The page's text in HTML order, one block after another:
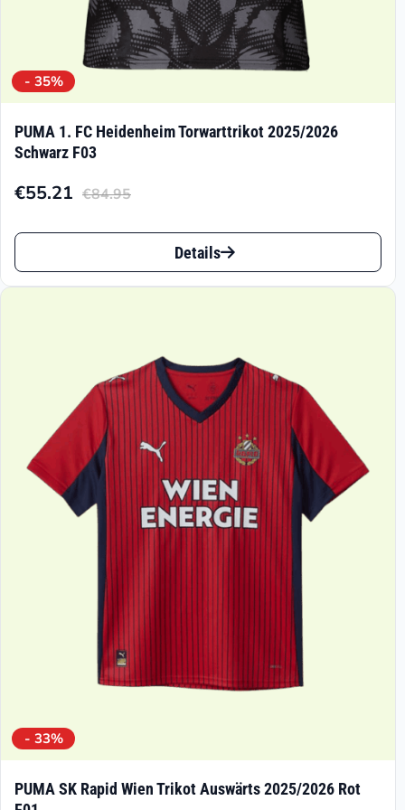
- 35%
PUMA 1. FC Heidenheim Torwarttrikot 2025/2026
Schwarz F03
€84.95
Ursprünglicher
Preis
€84.95
€55.21
Aktueller
Preis
€55.21.
Dieses
Produkt
Optionen
können
Produktseite
Details
- 33%
PUMA SK Rapid Wien Trikot Auswärts 2025/2026 Rot